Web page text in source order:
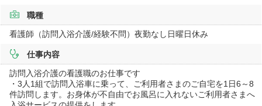
職種
看護師（訪問入浴介護/経験不問）夜勤なし日曜日休み
仕事内容
訪問入浴介護の看護職のお仕事です
・3人1組で訪問入浴車に乗って、ご利用者さまのご自宅を1日6～8
件訪問します。お身体が不自由でお風呂に入れないご利用者さまへ